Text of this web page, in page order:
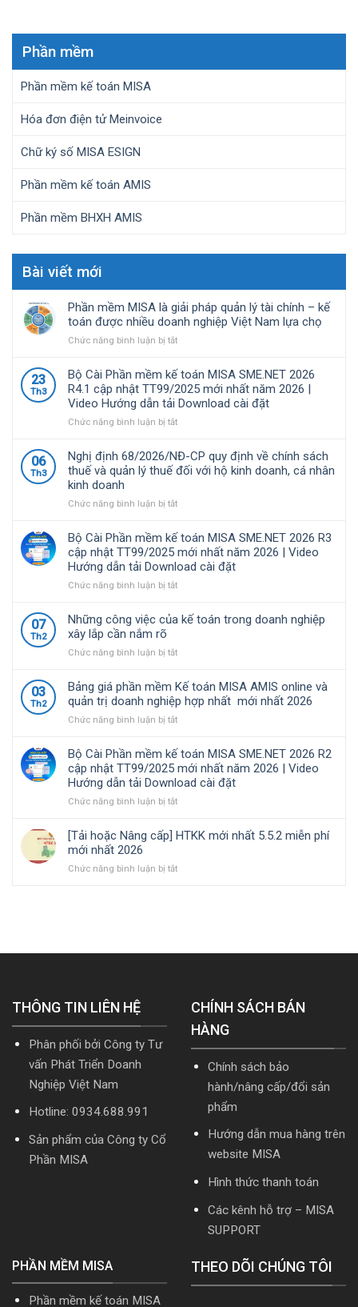
Phần mềm
Phần mềm kế toán MISA
Hóa đơn điện tử Meinvoice
Chữ ký số MISA ESIGN
Phần mềm kế toán AMIS
Phần mềm BHXH AMIS
Bài viết mới
Phần mềm MISA là giải pháp quản lý tài chính – kế
toán được nhiều doanh nghiệp Việt Nam lựa chọ
Chức năng bình luận bị tắtở
mềm
MISA
là
giải
pháp
tài
chính
kế
được
nhiều
doanh
nghiệp
Việt
chọ
23
Th3
Bộ Cài Phần mềm kế toán MISA SME.NET 2026
R4.1 cập nhật TT99/2025 mới nhất năm 2026 |
Video Hướng dẫn tải Download cài đặt
Chức năng bình luận bị tắtở
Phần
mềm
toán
SME.NET
2026
R4.1
cập
nhật
mới
nhất
2026
Video
Hướng
dẫn
tải
cài
06
Th3
Nghị định 68/2026/NĐ-CP quy định về chính sách
thuế và quản lý thuế đối với hộ kinh doanh, cá nhân
kinh doanh
Chức năng bình luận bị tắtở
định
68/2026/NĐ-
CP
quy
định
chính
sách
và
lý
thuế
đối
với
kinh
doanh,
cá
nhân
kinh
Bộ Cài Phần mềm kế toán MISA SME.NET 2026 R3
cập nhật TT99/2025 mới nhất năm 2026 | Video
Hướng dẫn tải Download cài đặt
Chức năng bình luận bị tắtở
Phần
kế
MISA
SME.NET
2026
R3
nhật
TT99/2025
mới
nhất
năm
|
dẫn
07
Th2
Những công việc của kế toán trong doanh nghiệp
xây lắp cần nắm rõ
Chức năng bình luận bị tắtở
công
việc
của
kế
trong
doanh
nghiệp
xây
lắp
nắm
rõ
03
Th2
Bảng giá phần mềm Kế toán MISA AMIS online và
quản trị doanh nghiệp hợp nhất mới nhất 2026
Chức năng bình luận bị tắtở
giá
phần
mềm
Kế
toán
online
quản
Bộ Cài Phần mềm kế toán MISA SME.NET 2026 R2
cập nhật TT99/2025 mới nhất năm 2026 | Video
Hướng dẫn tải Download cài đặt
Chức năng bình luận bị tắtở
Phần
kế
nhất
2026
Download
[Tải hoặc Nâng cấp] HTKK mới nhất 5.5.2 miễn phí
mới nhất 2026
Chức năng bình luận bị tắtở
nhất
THÔNG TIN LIÊN HỆ
Phân phối bởi Công ty Tư
vấn Phát Triển Doanh
Nghiệp Việt Nam
Hotline: 0934.688.991
Sản phẩm của Công ty Cổ
Phần MISA
CHÍNH SÁCH BÁN
HÀNG
Chính sách bảo
hành/nâng cấp/đổi sản
phẩm
Hướng dẫn mua hàng trên
website MISA
Hình thức thanh toán
Các kênh hỗ trợ – MISA
SUPPORT
PHẦN MỀM MISA
Phần mềm kế toán MISA
THEO DÕI CHÚNG TÔI